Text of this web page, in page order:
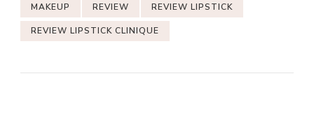
MAKEUP REVIEW REVIEW LIPSTICK
REVIEW LIPSTICK CLINIQUE